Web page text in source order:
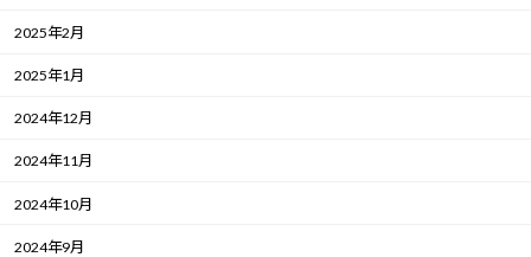
2025年2月
2025年1月
2024年12月
2024年11月
2024年10月
2024年9月